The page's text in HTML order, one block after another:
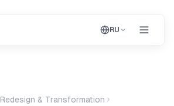
RU
Redesign & Transformation